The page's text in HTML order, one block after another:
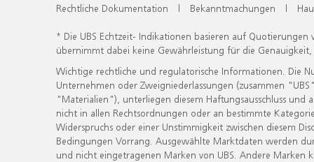
Rechtliche Dokumentation | Bekanntmachungen |
* Die UBS Echtzeit- Indikationen basieren auf
übernimmt dabei keine Gewährleistung für die
Wichtige rechtliche und regulatorische Informationen. Die
Unternehmen oder Zweigniederlassungen (zusammen
"Materialien"), unterliegen diesem Haftungsausschluss
nicht in allen Rechtsordnungen oder an bestimmte
Widerspruchs oder einer Unstimmigkeit zwischen diesem
Bedingungen Vorrang. Ausgewählte Marktdaten werden
und nicht eingetragenen Marken von UBS. Andere Marken